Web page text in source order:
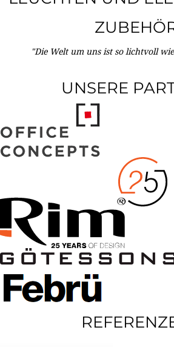
"Die Welt um uns ist so lichtvoll
UNSERE